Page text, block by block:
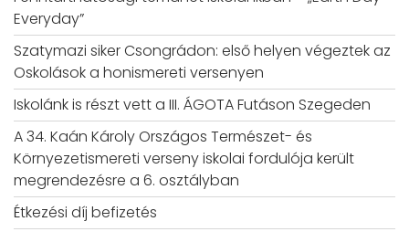
Everyday”
Szatymazi siker Csongrádon: első helyen végeztek az
Oskolások a honismereti versenyen
Iskolánk is részt vett a III. ÁGOTA Futáson Szegeden
A 34. Kaán Károly Országos Természet- és
Környezetismereti verseny iskolai fordulója került
megrendezésre a 6. osztályban
Étkezési díj befizetés